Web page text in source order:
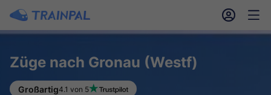
󱎓 󱒨
Züge nach Gronau (Westf)
Großartig4.1 von 5